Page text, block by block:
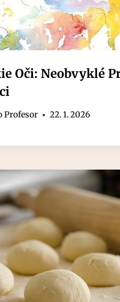
Oči: Neobvyklé
Profesor 22. 1. 2026